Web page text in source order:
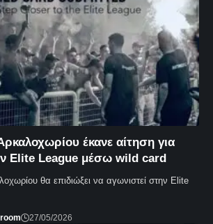
έκανε αίτηση για
Elite League μέσω wild card
θα επιδιώξει να αγωνιστεί στην Elite
27/05/2026